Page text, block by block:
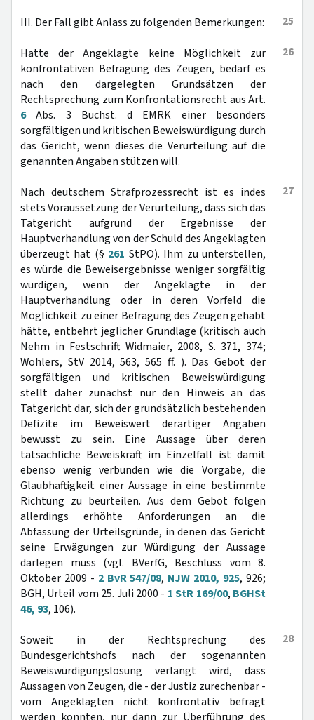
25
III. Der Fall gibt Anlass zu folgenden Bemerkungen:
26
Hatte der Angeklagte keine Möglichkeit zur
konfrontativen Befragung des Zeugen, bedarf es
nach den dargelegten Grundsätzen der
Rechtsprechung zum Konfrontationsrecht aus Art.
6Abs. 3 Buchst. d EMRK einer besonders
sorgfältigen und kritischen Beweiswürdigung durch
das Gericht, wenn dieses die Verurteilung auf die
genannten Angaben stützen will.
27
Nach deutschem Strafprozessrecht ist es indes
stets Voraussetzung der Verurteilung, dass sich das
Tatgericht aufgrund der Ergebnisse der
Hauptverhandlung von der Schuld des Angeklagten
überzeugt hat (§ 261 StPO). Ihm zu unterstellen,
es würde die Beweisergebnisse weniger sorgfältig
würdigen, wenn der Angeklagte in der
Hauptverhandlung oder in deren Vorfeld die
Möglichkeit zu einer Befragung des Zeugen gehabt
hätte, entbehrt jeglicher Grundlage (kritisch auch
Nehm in Festschrift Widmaier, 2008, S. 371, 374;
Wohlers, StV 2014, 563, 565 ff. ). Das Gebot der
sorgfältigen und kritischen Beweiswürdigung
stellt daher zunächst nur den Hinweis an das
Tatgericht dar, sich der grundsätzlich bestehenden
Defizite im Beweiswert derartiger Angaben
bewusst zu sein. Eine Aussage über deren
tatsächliche Beweiskraft im Einzelfall ist damit
ebenso wenig verbunden wie die Vorgabe, die
Glaubhaftigkeit einer Aussage in eine bestimmte
Richtung zu beurteilen. Aus dem Gebot folgen
allerdings erhöhte Anforderungen an die
Abfassung der Urteilsgründe, in denen das Gericht
seine Erwägungen zur Würdigung der Aussage
darlegen muss (vgl. BVerfG, Beschluss vom 8.
Oktober 2009 - 2 BvR 547/08, NJW 2010, 925, 926;
BGH, Urteil vom 25. Juli 2000 - 1 StR 169/00, BGHSt
46, 93, 106).
28
Soweit in der Rechtsprechung des
Bundesgerichtshofs nach der sogenannten
Beweiswürdigungslösung verlangt wird, dass
Aussagen von Zeugen, die - der Justiz zurechenbar -
vom Angeklagten nicht konfrontativ befragt